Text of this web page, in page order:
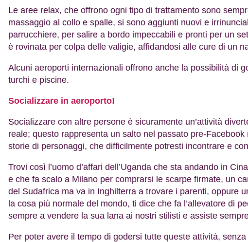
Le aree relax, che offrono ogni tipo di trattamento sono
massaggio al collo e spalle, si sono aggiunti nuovi e
parrucchiere, per salire a bordo impeccabili e pronti per un
è rovinata per colpa delle valigie, affidandosi alle cure di un
Alcuni aeroporti internazionali offrono anche la possibilità di
turchi e piscine.
Socializzare in aeroporto!
Socializzare con altre persone è sicuramente un’attività
reale; questo rappresenta un salto nel passato pre-
storie di personaggi, che difficilmente potresti incontrare e
Trovi così l’uomo d’affari dell’Uganda che sta andando in
e che fa scalo a Milano per comprarsi le scarpe firmate, un
del Sudafrica ma va in Inghilterra a trovare i parenti, oppure
la cosa più normale del mondo, ti dice che fa l’allevatore di
sempre a vendere la sua lana ai nostri stilisti e assiste
Per poter avere il tempo di godersi tutte queste attività,